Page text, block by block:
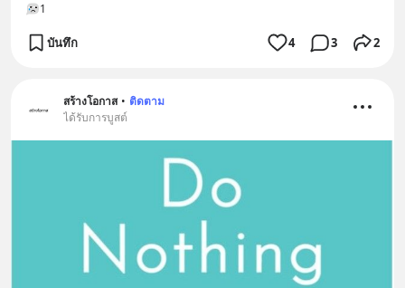
1
บันทึก 4 3 2
สร้างโอกาส • ติดตาม
ได้รับการบูสต์